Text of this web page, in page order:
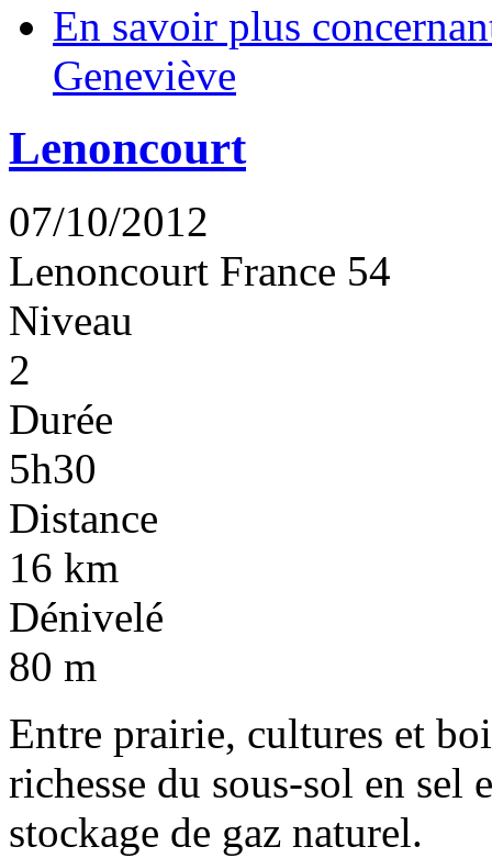
En savoir plus
Geneviève
Lenoncourt
07/10/2012
Lenoncourt France 54
Niveau
2
Durée
5h30
Distance
16 km
Dénivelé
80 m
Entre prairie, cultures et
richesse du sous-sol en sel
stockage de gaz naturel.